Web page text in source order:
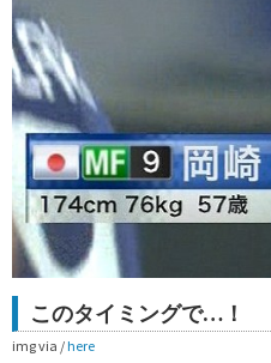
このタイミングで…！
img via / here